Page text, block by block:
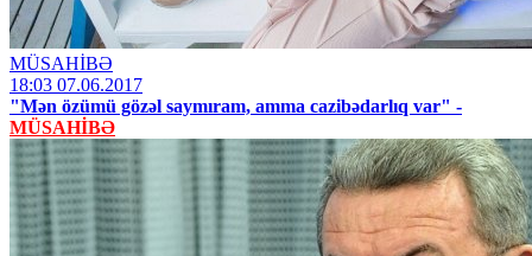
MÜSAHİBƏ
18:03 07.06.2017
"Mən özümü gözəl saymıram, amma cazibədarlıq var" -
MÜSAHİBƏ